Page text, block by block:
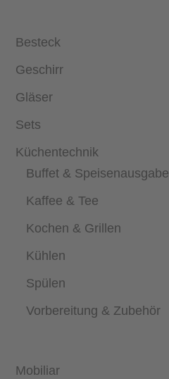
Besteck
Geschirr
Gläser
Sets
Küchentechnik
Buffet & Speisenausgabe
Kaffee & Tee
Kochen & Grillen
Kühlen
Spülen
Vorbereitung & Zubehör
Mobiliar